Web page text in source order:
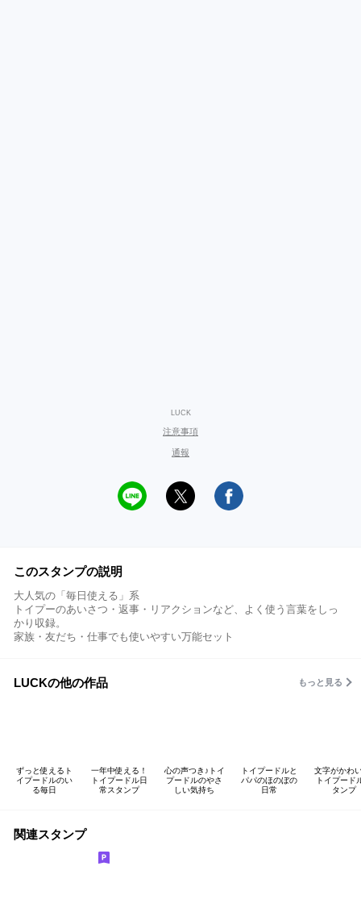
LUCK
注意事項
通報
このスタンプの説明
大人気の「毎日使える」系
トイプーのあいさつ・返事・リアクションなど、よく使う言葉をしっ
かり収録。
家族・友だち・仕事でも使いやすい万能セット
LUCKの他の作品 もっと見る
ずっと使えるト
イプードルのい
る毎日
一年中使える！
トイプードル日
常スタンプ
心の声つき♪トイ
プードルのやさ
しい気持ち
トイプードルと
パパのほのぼの
日常
文字がかわ
トイプード
タンプ
関連スタンプ